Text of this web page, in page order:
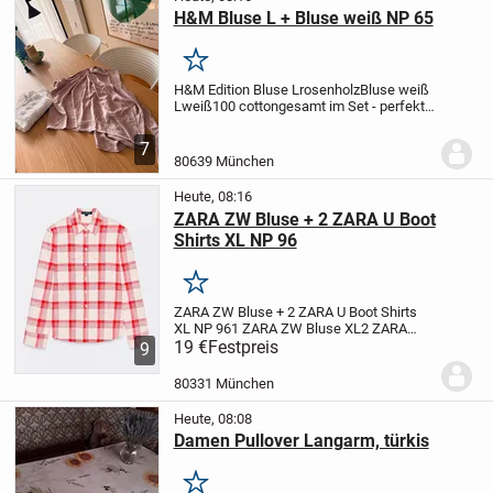
7
H&M Bluse L + Bluse weiß NP 65
Merken
H&M Edition Bluse LrosenholzBluse weiß
Lweiß100 cottongesamt im Set - perfekt
auch luftig für das Büro oder die...
80639 München
9
Heute, 08:16
ZARA ZW Bluse + 2 ZARA U Boot
Shirts XL NP 96
Merken
ZARA ZW Bluse + 2 ZARA U Boot Shirts
XL NP 961 ZARA ZW Bluse XL 2 ZARA
Shirts tomatoe XL
19 €Festpreis
80331 München
Heute, 08:08
Damen Pullover Langarm, türkis